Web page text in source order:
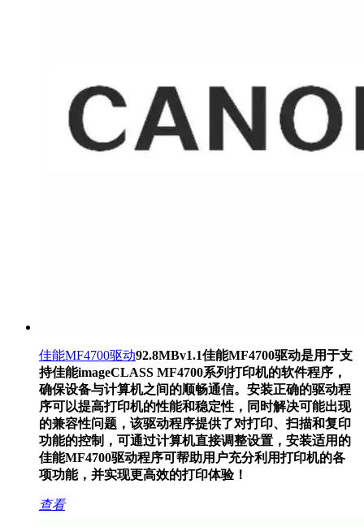
佳能MF4700驱动92.8MBv1.1佳能MF4700驱动是用于支
持佳能imageCLASS MF4700系列打印机的软件程序，
确保设备与计算机之间的顺畅通信。安装正确的驱动程
序可以提高打印机的性能和稳定性，同时解决可能出现
的兼容性问题，该驱动程序提供了对打印、扫描和复印
功能的控制，可通过计算机直接调整设置，安装适用的
佳能MF4700驱动程序可帮助用户充分利用打印机的各
项功能，并实现更高效的打印体验！
查看